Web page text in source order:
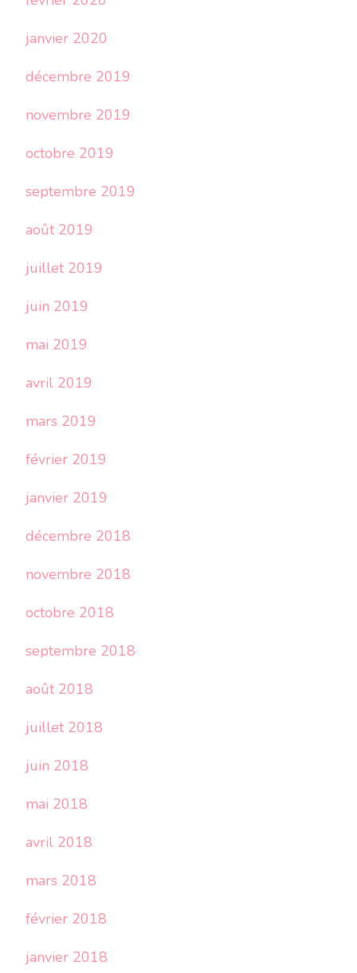
janvier 2020
décembre 2019
novembre 2019
octobre 2019
septembre 2019
août 2019
juillet 2019
juin 2019
mai 2019
avril 2019
mars 2019
février 2019
janvier 2019
décembre 2018
novembre 2018
octobre 2018
septembre 2018
août 2018
juillet 2018
juin 2018
mai 2018
avril 2018
mars 2018
février 2018
janvier 2018